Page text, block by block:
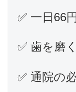
✅ 一日66
✅ 歯を磨
✅ 通院の